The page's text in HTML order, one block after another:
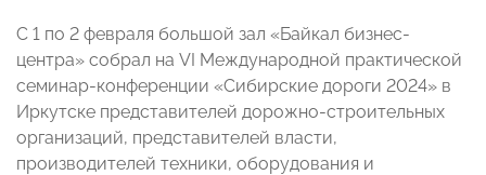
С 1 по 2 февраля большой зал «Байкал бизнес-
центра» собрал на VI Международной практической
семинар-конференции «Сибирские дороги 2024» в
Иркутске представителей дорожно-строительных
организаций, представителей власти,
производителей техники, оборудования и